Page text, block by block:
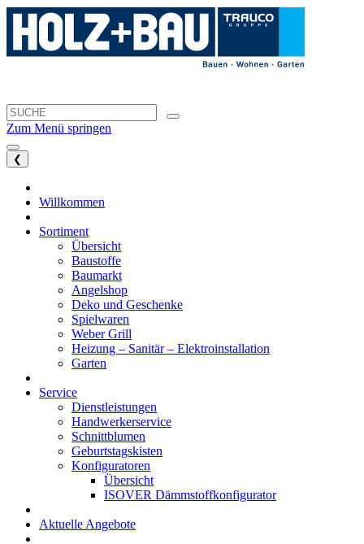
Zum Menü springen
❮
Willkommen
Sortiment
Übersicht
Baustoffe
Baumarkt
Angelshop
Deko und Geschenke
Spielwaren
Weber Grill
Heizung – Sanitär – Elektroinstallation
Garten
Service
Dienstleistungen
Handwerkerservice
Schnittblumen
Geburtstagskisten
Konfiguratoren
Übersicht
ISOVER Dämmstoffkonfigurator
Aktuelle Angebote